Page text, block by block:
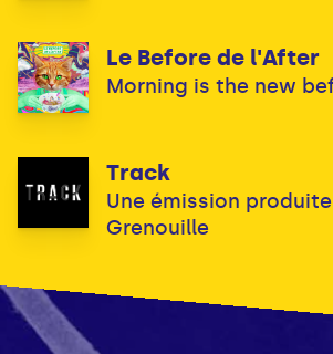
Le Before de l'After
Morning is the new
Track
Une émission
Grenouille